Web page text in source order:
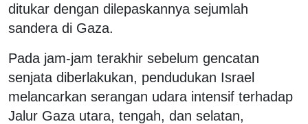
ditukar dengan dilepaskannya sejumlah
sandera di Gaza.
Pada jam-jam terakhir sebelum gencatan
senjata diberlakukan, pendudukan Israel
melancarkan serangan udara intensif terhadap
Jalur Gaza utara, tengah, dan selatan,